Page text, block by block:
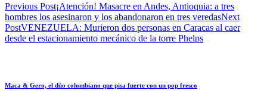
Previous Post¡Atención! Masacre en Andes, Antioquia: a tres
hombres los asesinaron y los abandonaron en tres veredasNext
PostVENEZUELA: Murieron dos personas en Caracas al caer
desde el estacionamiento mecánico de la torre Phelps
Maca & Gero, el dúo colombiano que pisa fuerte con un pop fresco